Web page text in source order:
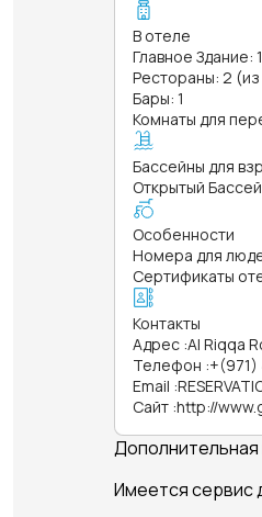
В отеле
Главное Здание:
Рестораны: 2 (из
Бары: 1
Комнаты для
Бассейны для
Открытый
Особенности
Номера для
Сертификаты
Контакты
Адрес :Al Riqqa
Телефон :
Email :
Сайт :http://
Имеется сервис